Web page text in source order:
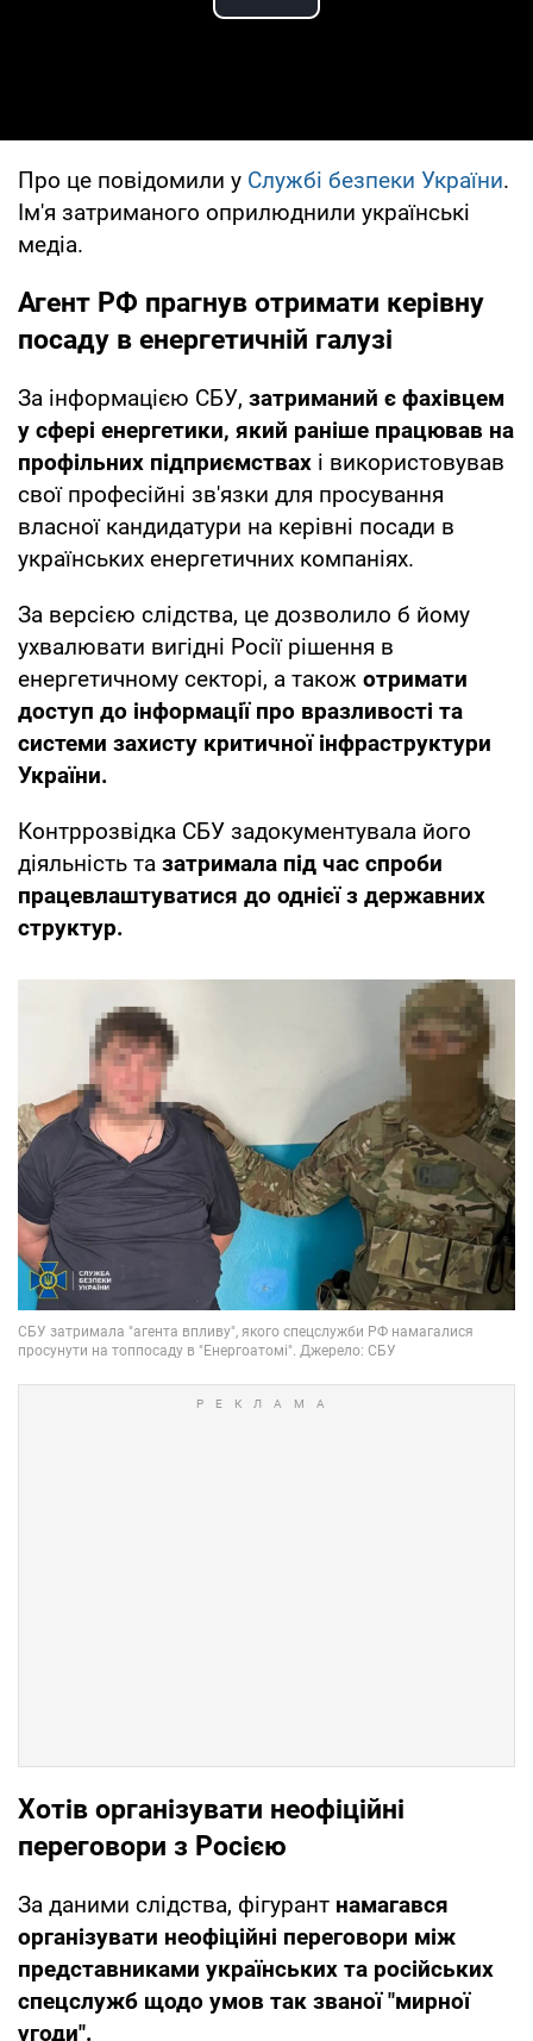
Play Video
Про це повідомили у Службі безпеки України.
Ім'я затриманого оприлюднили українські
медіа.
Агент РФ прагнув отримати керівну
посаду в енергетичній галузі
За інформацією СБУ, затриманий є фахівцем
у сфері енергетики, який раніше працював на
профільних підприємствах і використовував
свої професійні зв'язки для просування
власної кандидатури на керівні посади в
українських енергетичних компаніях.
За версією слідства, це дозволило б йому
ухвалювати вигідні Росії рішення в
енергетичному секторі, а також отримати
доступ до інформації про вразливості та
системи захисту критичної інфраструктури
України.
Контррозвідка СБУ задокументувала його
діяльність та затримала під час спроби
працевлаштуватися до однієї з державних
структур.
Хотів організувати неофіційні
переговори з Росією
За даними слідства, фігурант намагався
організувати неофіційні переговори між
представниками українських та російських
спецслужб щодо умов так званої "мирної
угоди".